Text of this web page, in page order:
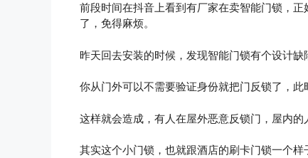
前段时间在抖音上看到有厂家在卖智能门锁，
了，免得麻烦。
昨天回去安装的时候，发现智能门锁有个设计缺
你从门外可以不需要验证身份就把门反锁了，
这样就会造成，有人在屋外恶意反锁门，屋内
其实这个小门锁，也就跟酒店的刷卡门锁一个